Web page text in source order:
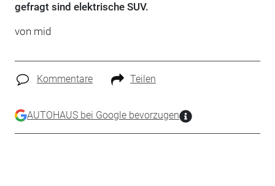
gefragt sind elektrische SUV.
von mid
Kommentare Teilen
AUTOHAUS bei Google bevorzugen